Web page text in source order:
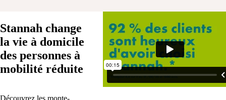
Stannah change
la vie à domicile
des personnes à
mobilité réduite
Découvrez les monte-